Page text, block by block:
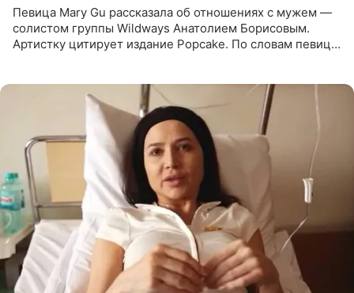
Певица Mary Gu рассказала об отношениях с мужем —
солистом группы Wildways Анатолием Борисовым.
Артистку цитирует издание Popcake. По словам певицы,